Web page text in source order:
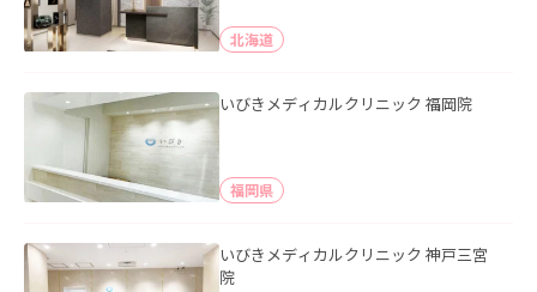
北海道
いびきメディカルクリニック 福岡院
福岡県
いびきメディカルクリニック 神戸三宮
院